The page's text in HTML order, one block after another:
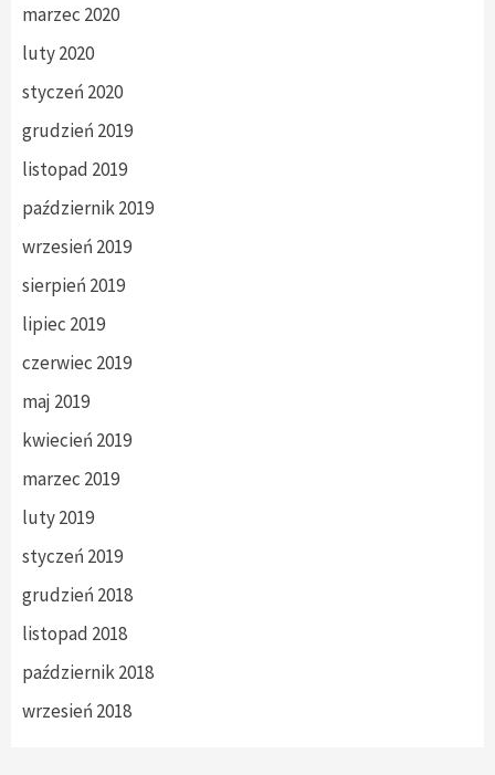
marzec 2020
luty 2020
styczeń 2020
grudzień 2019
listopad 2019
październik 2019
wrzesień 2019
sierpień 2019
lipiec 2019
czerwiec 2019
maj 2019
kwiecień 2019
marzec 2019
luty 2019
styczeń 2019
grudzień 2018
listopad 2018
październik 2018
wrzesień 2018